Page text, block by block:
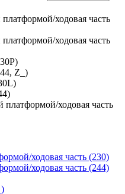
ходовая часть
ходовая часть
Z_)
ходовая часть
ходовая часть (230)
ходовая часть (244)